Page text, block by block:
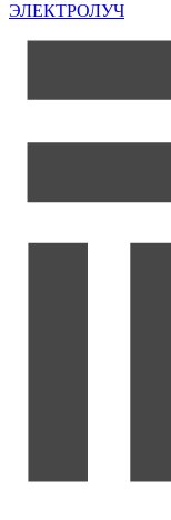
ЭЛЕКТРОЛУЧ